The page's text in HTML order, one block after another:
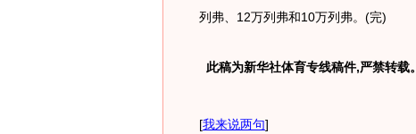
列弗、12万列弗和10万列弗。(完)
此稿为新华社体育专线稿件,严禁转载。
[我来说两句]